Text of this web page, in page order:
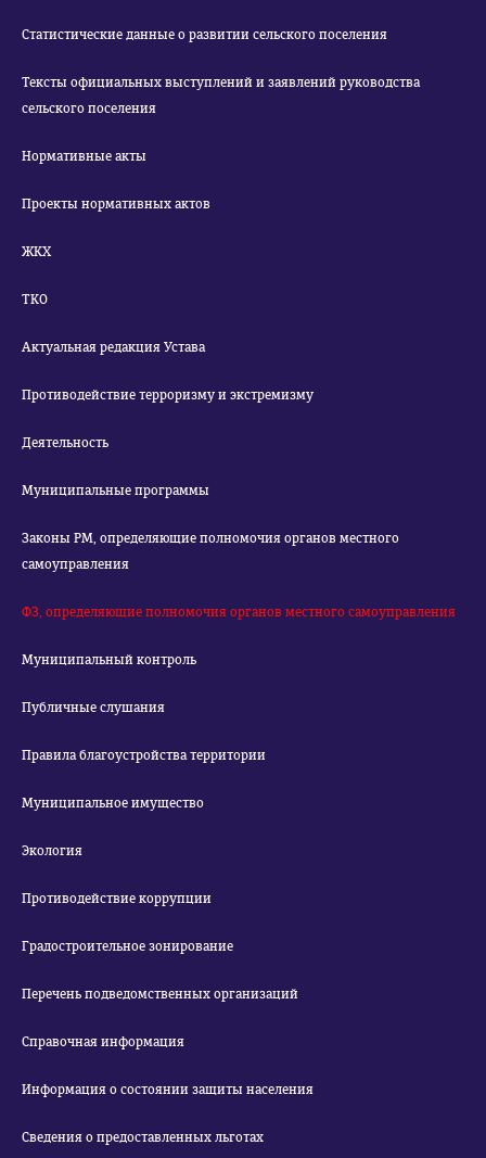
Статистические данные о развитии сельского поселения
Тексты официальных выступлений и заявлений руководства
сельского поселения
Нормативные акты
Проекты нормативных актов
ЖКХ
ТКО
Актуальная редакция Устава
Противодействие терроризму и экстремизму
Деятельность
Муниципальные программы
Законы РМ, определяющие полномочия органов местного
самоуправления
ФЗ, определяющие полномочия органов местного самоуправления
Муниципальный контроль
Публичные слушания
Правила благоустройства территории
Муниципальное имущество
Экология
Противодействие коррупции
Градостроительное зонирование
Перечень подведомственных организаций
Справочная информация
Информация о состоянии защиты населения
Сведения о предоставленных льготах